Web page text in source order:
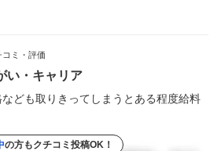
ミ・評価
い・キャリア
ども取りきってしまうとある程度給料
の方もクチコミ投稿OK！